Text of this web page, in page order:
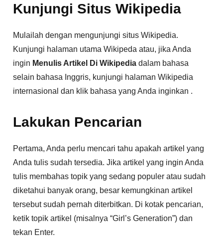
Kunjungi Situs Wikipedia
Mulailah dengan mengunjungi situs Wikipedia.
Kunjungi halaman utama Wikipeda atau, jika Anda
ingin Menulis Artikel Di Wikipedia dalam bahasa
selain bahasa Inggris, kunjungi halaman Wikipedia
internasional dan klik bahasa yang Anda inginkan .
Lakukan Pencarian
Pertama, Anda perlu mencari tahu apakah artikel yang
Anda tulis sudah tersedia. Jika artikel yang ingin Anda
tulis membahas topik yang sedang populer atau sudah
diketahui banyak orang, besar kemungkinan artikel
tersebut sudah pernah diterbitkan. Di kotak pencarian,
ketik topik artikel (misalnya “Girl’s Generation”) dan
tekan Enter.